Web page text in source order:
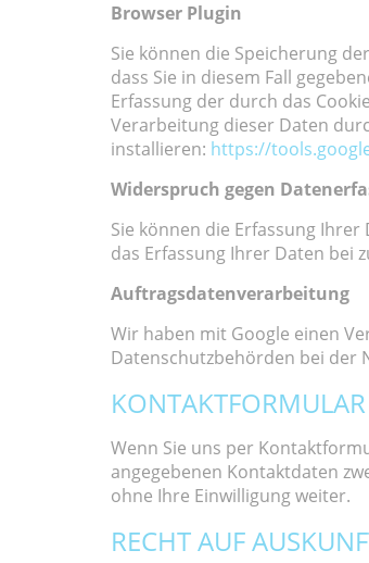
Browser Plugin
Sie können die Speicherung
dass Sie in diesem Fall
Erfassung der durch das
Verarbeitung dieser Daten
installieren: https://
Widerspruch gegen
Sie können die Erfassung
das Erfassung Ihrer Daten bei
Auftragsdatenverarbeitung
Wir haben mit Google einen
Datenschutzbehörden bei der
KONTAKTFORMULAR
Wenn Sie uns per
angegebenen Kontaktdaten
ohne Ihre Einwilligung weiter.
RECHT AUF